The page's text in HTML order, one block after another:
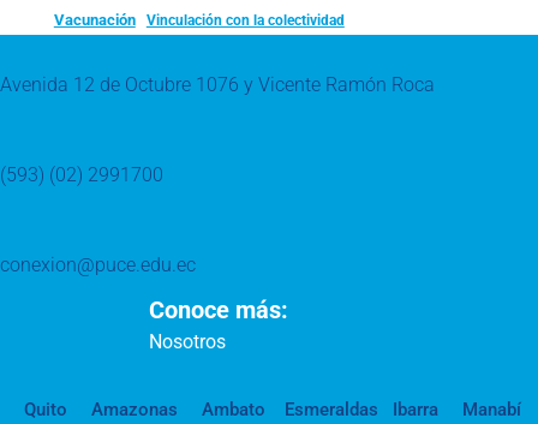
Vacunación
Vinculación con la colectividad
Avenida 12 de Octubre 1076 y Vicente Ramón Roca
(593) (02) 2991700
conexion@puce.edu.ec
Conoce más:
Nosotros
Quito Amazonas Ambato Esmeraldas Ibarra
Manabí